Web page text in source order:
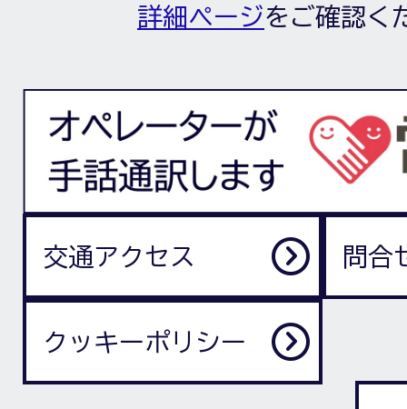
詳細ページをご確認く
交通アクセス 問合
クッキーポリシー